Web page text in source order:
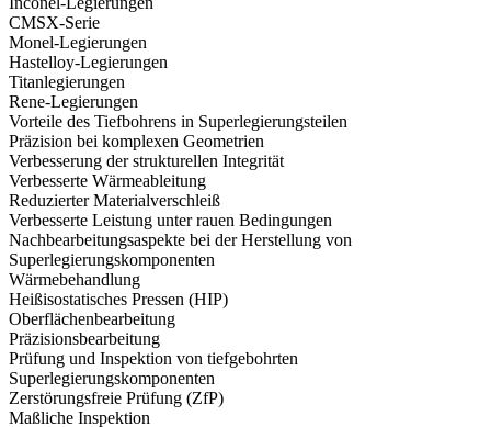
CMSX-Serie
Monel-Legierungen
Hastelloy-Legierungen
Titanlegierungen
Rene-Legierungen
Vorteile des Tiefbohrens in Superlegierungsteilen
Präzision bei komplexen Geometrien
Verbesserung der strukturellen Integrität
Verbesserte Wärmeableitung
Reduzierter Materialverschleiß
Verbesserte Leistung unter rauen Bedingungen
Nachbearbeitungsaspekte bei der Herstellung von
Superlegierungskomponenten
Wärmebehandlung
Heißisostatisches Pressen (HIP)
Oberflächenbearbeitung
Präzisionsbearbeitung
Prüfung und Inspektion von tiefgebohrten
Superlegierungskomponenten
Zerstörungsfreie Prüfung (ZfP)
Maßliche Inspektion